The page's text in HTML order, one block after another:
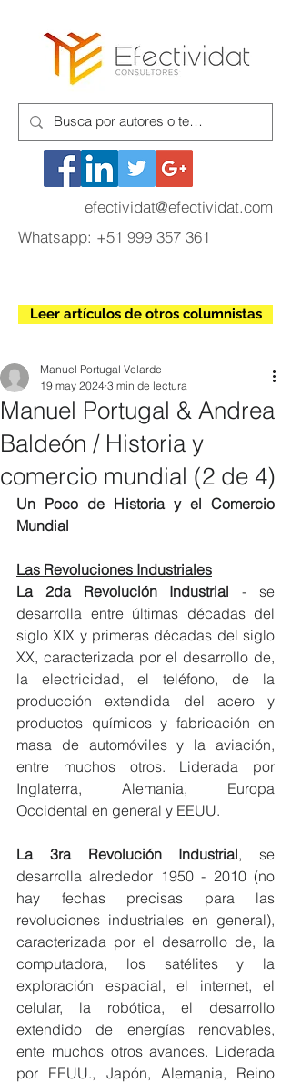
efectividat@efectividat.com
Whatsapp: +51 999 357 361
Leer artículos de otros columnistas
Manuel Portugal & Andrea
Baldeón / Historia y
comercio mundial (2 de 4)
Manuel Portugal Velarde
19 may 2024 3 min de lectura
Un Poco de Historia y el Comercio
Mundial
Las Revoluciones Industriales
La 2da Revolución Industrial - se
desarrolla entre últimas décadas del
siglo XIX y primeras décadas del siglo
XX, caracterizada por el desarrollo de,
la electricidad, el teléfono, de la
producción extendida del acero y
productos químicos y fabricación en
masa de automóviles y la aviación,
entre muchos otros. Liderada por
Inglaterra, Alemania, Europa
Occidental en general y EEUU.
La 3ra Revolución Industrial, se
desarrolla alrededor 1950 - 2010 (no
hay fechas precisas para las
revoluciones industriales en general),
caracterizada por el desarrollo de, la
computadora, los satélites y la
exploración espacial, el internet, el
celular, la robótica, el desarrollo
extendido de energías renovables,
ente muchos otros avances. Liderada
por EEUU., Japón, Alemania, Reino